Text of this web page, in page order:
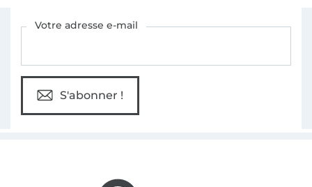
Votre adresse e-mail
S'abonner !